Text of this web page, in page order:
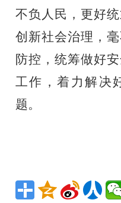
不负人民，更好
创新社会治理，
防控，统筹做好
工作 ，着力解决
题。